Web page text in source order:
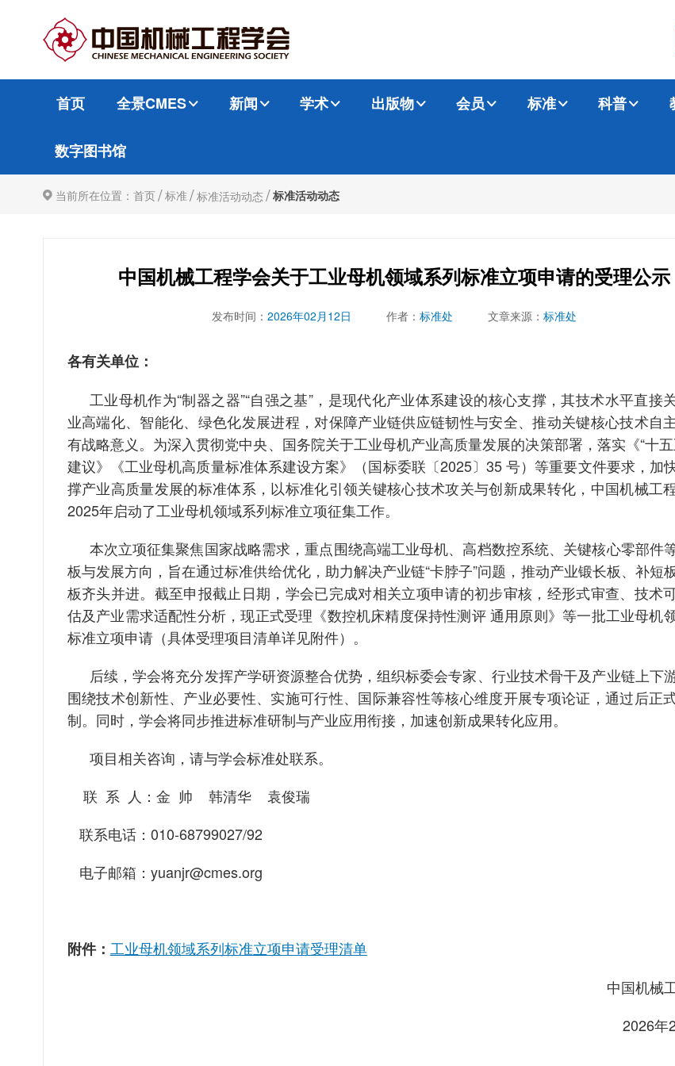
首页 全景CMES 新闻 学术 出版物 会员 标准 科普
数字图书馆
当前所在位置： 首页/标准/标准活动动态/标准活动动态
中国机械工程学会关于工业母机领域系列标准立项申请的受理公示
发布时间： 2026年02月12日 作者： 标准处 文章来源： 标准处
各有关单位：
工业母机作为“制器之器”“自强之基”，是现代化产业体系建设的核心支撑，其技术水平直接
业高端化、智能化、绿色化发展进程，对保障产业链供应链韧性与安全、推动关键核心技术自
有战略意义。为深入贯彻党中央、国务院关于工业母机产业高质量发展的决策部署，落实《“十五
建议》《工业母机高质量标准体系建设方案》（国标委联〔2025〕35 号）等重要文件要求，加
撑产业高质量发展的标准体系，以标准化引领关键核心技术攻关与创新成果转化，中国机械工
2025年启动了工业母机领域系列标准立项征集工作。
本次立项征集聚焦国家战略需求，重点围绕高端工业母机、高档数控系统、关键核心零部件
板与发展方向，旨在通过标准供给优化，助力解决产业链“卡脖子”问题，推动产业锻长板、补短
板齐头并进。截至申报截止日期，学会已完成对相关立项申请的初步审核，经形式审查、技术
估及产业需求适配性分析，现正式受理《数控机床精度保持性测评 通用原则》等一批工业母机
标准立项申请（具体受理项目清单详见附件）。
后续，学会将充分发挥产学研资源整合优势，组织标委会专家、行业技术骨干及产业链上下
围绕技术创新性、产业必要性、实施可行性、国际兼容性等核心维度开展专项论证，通过后正
制。同时，学会将同步推进标准研制与产业应用衔接，加速创新成果转化应用。
项目相关咨询，请与学会标准处联系。
联 系 人：金 帅 韩清华 袁俊瑞
联系电话：010-68799027/92
电子邮箱：yuanjr@cmes.org
附件： 工业母机领域系列标准立项申请受理清单
中国机械
2026年